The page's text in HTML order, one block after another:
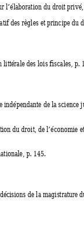
l’élaboration du droit
des règles et principe du
littérale des lois fiscales, p.
de la science j
du droit, de l’économie
p. 145.
de la magistrature